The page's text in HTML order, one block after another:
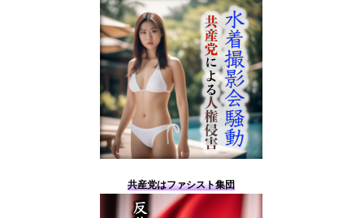
共産党はファシスト集団